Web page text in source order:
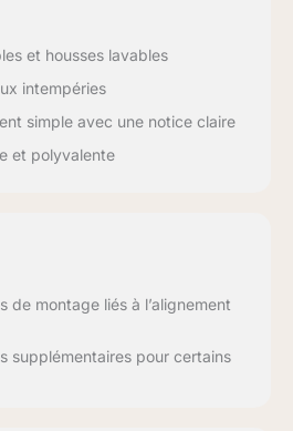
et housses lavables
intempéries
simple avec une notice claire
et polyvalente
de montage liés à l’alignement
supplémentaires pour certains